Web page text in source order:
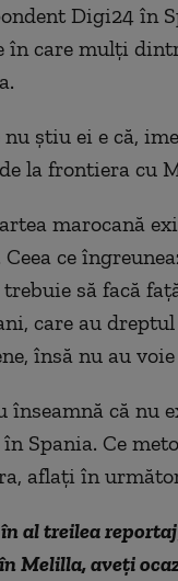
Digi24 în
în care mulți
nu știu ei e că,
la frontiera cu
marocană
ce
să facă
care au
însă nu au
înseamnă că nu
Spania. Ce
aflaţi în
al treilea
Melilla, aveți